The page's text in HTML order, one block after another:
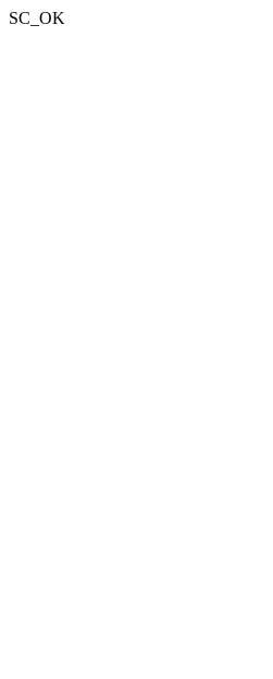
SC_OK